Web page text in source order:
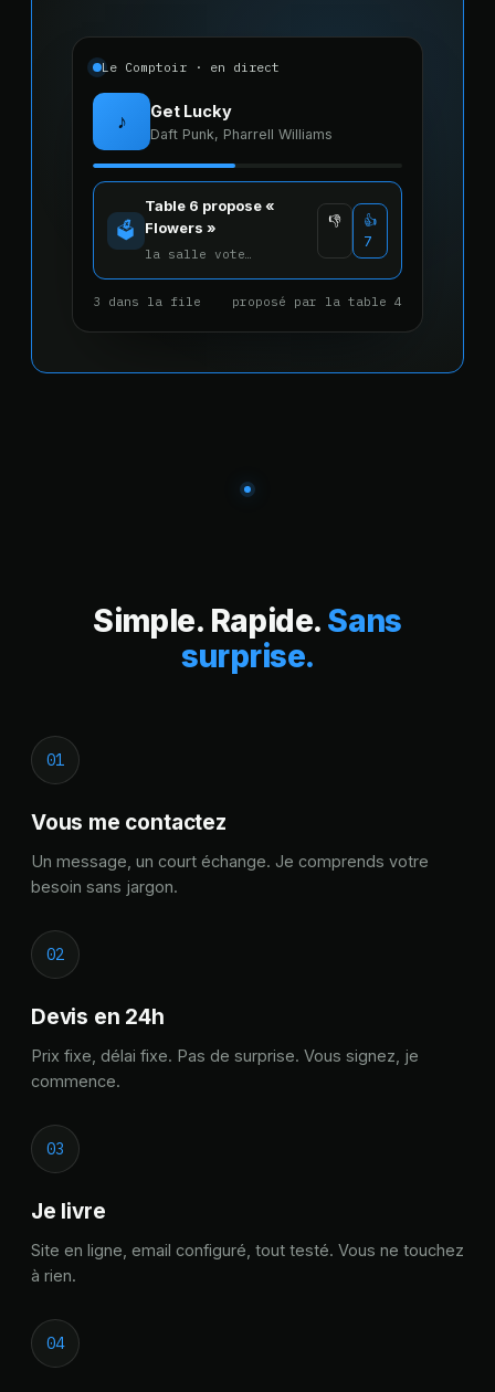
Le Comptoir · en direct
♪ Get Lucky
Daft Punk, Pharrell Williams
🗳️
Table 6 propose «
Flowers »
la salle vote…
👎
👍
7
3 dans la file proposé par la table 4
Simple. Rapide. Sans
surprise.
01
Vous me contactez
Un message, un court échange. Je comprends votre
besoin sans jargon.
02
Devis en 24h
Prix fixe, délai fixe. Pas de surprise. Vous signez, je
commence.
03
Je livre
Site en ligne, email configuré, tout testé. Vous ne touchez
à rien.
04